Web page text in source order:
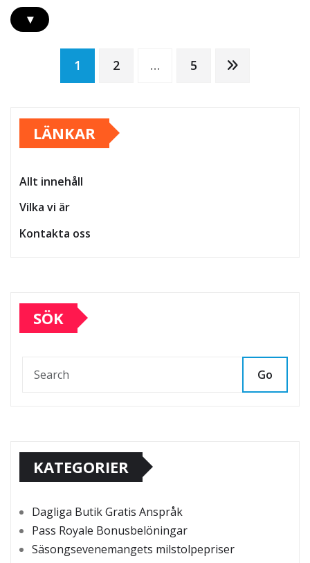
▾
Posts
pagination
1 2 … 5
LÄNKAR
Allt innehåll
Vilka vi är
Kontakta oss
SÖK
Go
KATEGORIER
Dagliga Butik Gratis Anspråk
Pass Royale Bonusbelöningar
Säsongsevenemangets milstolpepriser